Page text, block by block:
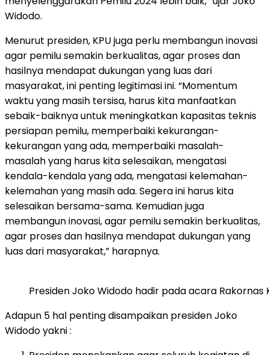
Widodo.
Menurut presiden, KPU juga perlu membangun inovasi
agar pemilu semakin berkualitas, agar proses dan
hasilnya mendapat dukungan yang luas dari
masyarakat, ini penting legitimasi ini. “Momentum
waktu yang masih tersisa, harus kita manfaatkan
sebaik-baiknya untuk meningkatkan kapasitas teknis
persiapan pemilu, memperbaiki kekurangan-
kekurangan yang ada, memperbaiki masalah-
masalah yang harus kita selesaikan, mengatasi
kendala-kendala yang ada, mengatasi kelemahan-
kelemahan yang masih ada. Segera ini harus kita
selesaikan bersama-sama. Kemudian juga
membangun inovasi, agar pemilu semakin berkualitas,
agar proses dan hasilnya mendapat dukungan yang
luas dari masyarakat,” harapnya.
Presiden Joko Widodo hadir pada acara Rakornas
Adapun 5 hal penting disampaikan presiden Joko
Widodo yakni :